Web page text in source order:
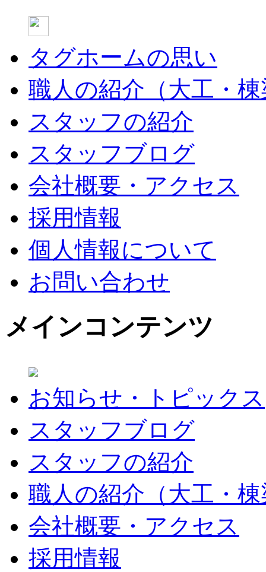
タグホームの思い
職人の紹介（大工・
スタッフの紹介
スタッフブログ
会社概要・アクセス
採用情報
個人情報について
お問い合わせ
メインコンテンツ
お知らせ・トピックス
スタッフブログ
スタッフの紹介
職人の紹介（大工・
会社概要・アクセス
採用情報